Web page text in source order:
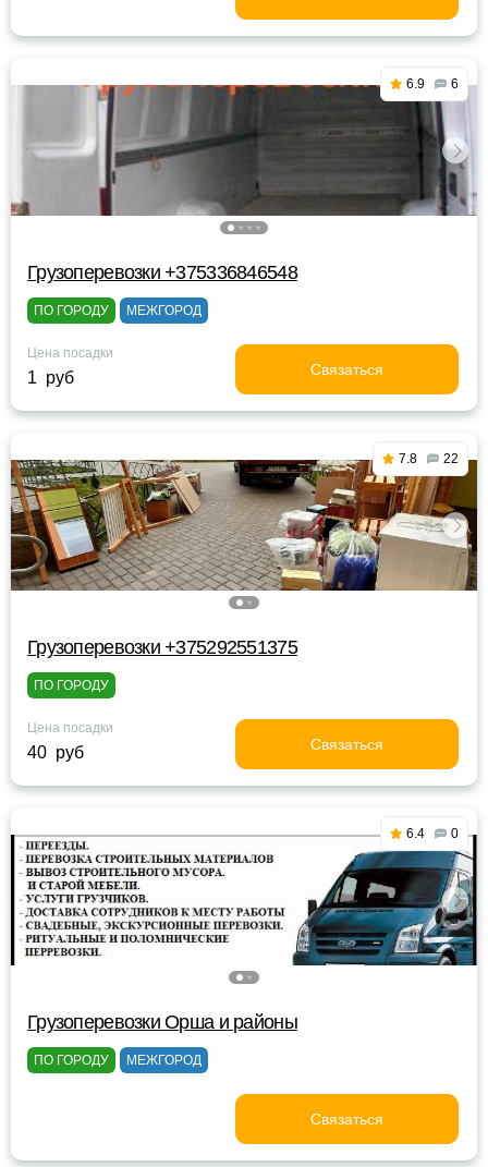
6.9 6
Грузоперевозки +375336846548
ПО ГОРОДУ МЕЖГОРОД
Цена посадки
1 руб Связаться
7.8 22
Грузоперевозки +375292551375
ПО ГОРОДУ
Цена посадки
40 руб Связаться
6.4 0
Грузоперевозки Орша и районы
ПО ГОРОДУ МЕЖГОРОД
Связаться